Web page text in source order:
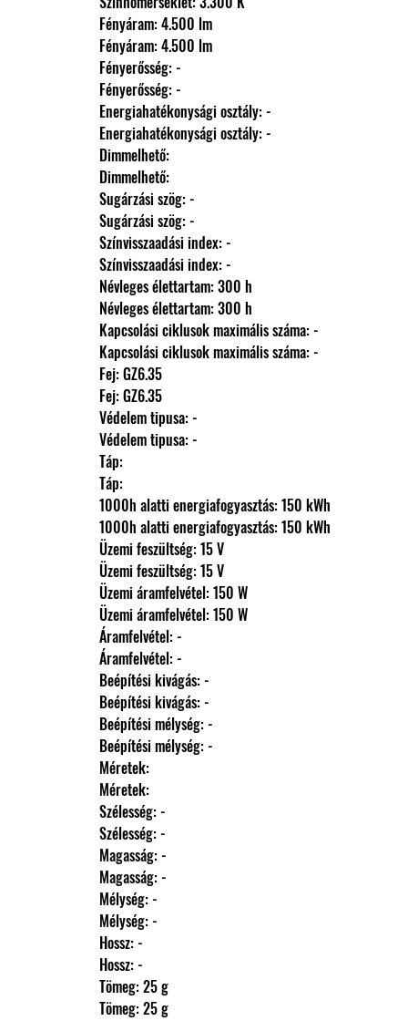
                Fényáram: 4.500 lm
                Fényáram: 4.500 lm
                Fényerősség: -
                Fényerősség: -
                Energiahatékonysági osztály: -
                Energiahatékonysági osztály: -
                Dimmelhető:
                Dimmelhető:
                Sugárzási szög: -
                Sugárzási szög: -
                Színvisszaadási index: -
                Színvisszaadási index: -
                Névleges élettartam: 300 h
                Névleges élettartam: 300 h
                Kapcsolási ciklusok maximális száma: -
                Kapcsolási ciklusok maximális száma: -
                Fej: GZ6.35
                Fej: GZ6.35
                Védelem tipusa: -
                Védelem tipusa: -
                Táp:
                Táp:
                1000h alatti energiafogyasztás: 150 kWh
                1000h alatti energiafogyasztás: 150 kWh
                Üzemi feszültség: 15 V
                Üzemi feszültség: 15 V
                Üzemi áramfelvétel: 150 W
                Üzemi áramfelvétel: 150 W
                Áramfelvétel: -
                Áramfelvétel: -
                Beépítési kivágás: -
                Beépítési kivágás: -
                Beépítési mélység: -
                Beépítési mélység: -
                Méretek:
                Méretek:
                Szélesség: -
                Szélesség: -
                Magasság: -
                Magasság: -
                Mélység: -
                Mélység: -
                Hossz: -
                Hossz: -
                Tömeg: 25 g
                Tömeg: 25 g